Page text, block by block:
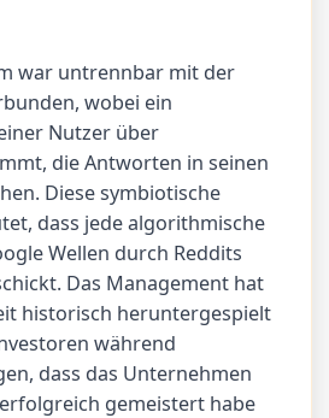
war untrennbar mit der
wobei ein
Nutzer über
die Antworten in seinen
Diese symbiotische
dass jede algorithmische
Wellen durch Reddits
Das Management hat
historisch heruntergespielt
während
dass das Unternehmen
gemeistert habe